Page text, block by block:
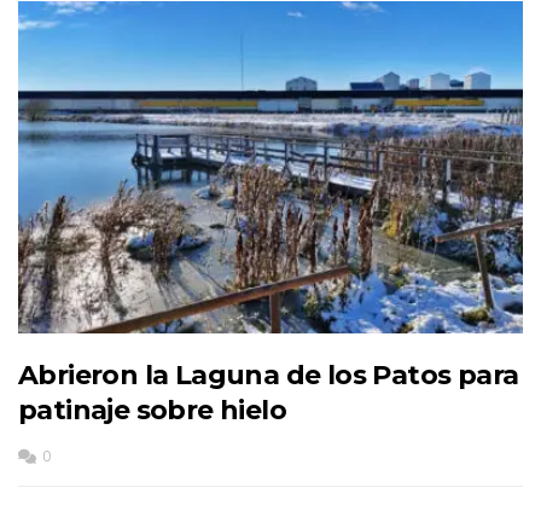
Abrieron la Laguna de los Patos para
patinaje sobre hielo
0